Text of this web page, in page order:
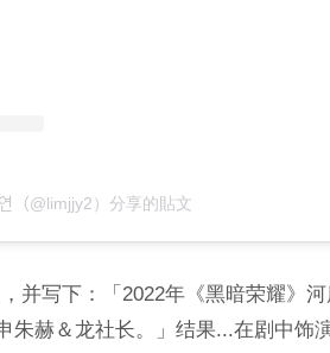
（@limjjy2）分享的貼文
并写下：「2022年《黑暗荣耀》
朱赫＆龙社长。」结果...在剧中饰